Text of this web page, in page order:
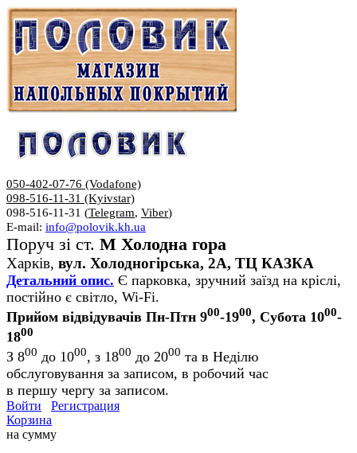
050-402-07-76 (Vodafone)
098-516-11-31 (Kyivstar)
098-516-11-31 (Telegram, Viber)
E-mail: info@polovik.kh.ua
Поруч зі ст. М Холодна гора
Харків, вул. Холодногірська, 2А, ТЦ КАЗКА
Детальний опис. Є парковка, зручний заїзд на кріслі,
постійно є світло, Wi-Fi.
Прийом відвідувачів Пн-Птн 900-1900, Субота 1000-
1800
З 800 до 1000, з 1800 до 2000 та в Неділю
обслуговування за записом, в робочий час
в першу чергу за записом.
Войти
Регистрация
Корзина
на сумму